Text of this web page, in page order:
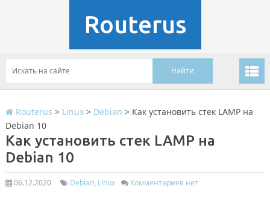
Routerus
Routerus > Linux> Debian > Как установить стек LAMP на
Debian 10
Как установить стек LAMP на
Debian 10
06.12.2020 Debian, Linux Комментариев нет